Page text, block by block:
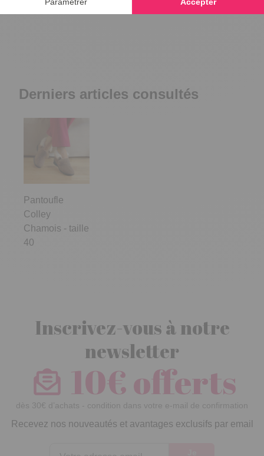
Derniers articles consultés
Pantoufle
Colley
Chamois - taille
40
Inscrivez-vous à notre
newsletter
10€ offerts
dès 30€ d’achats - condition dans votre e-mail de confirmation
Recevez nos nouveautés et avantages exclusifs par email